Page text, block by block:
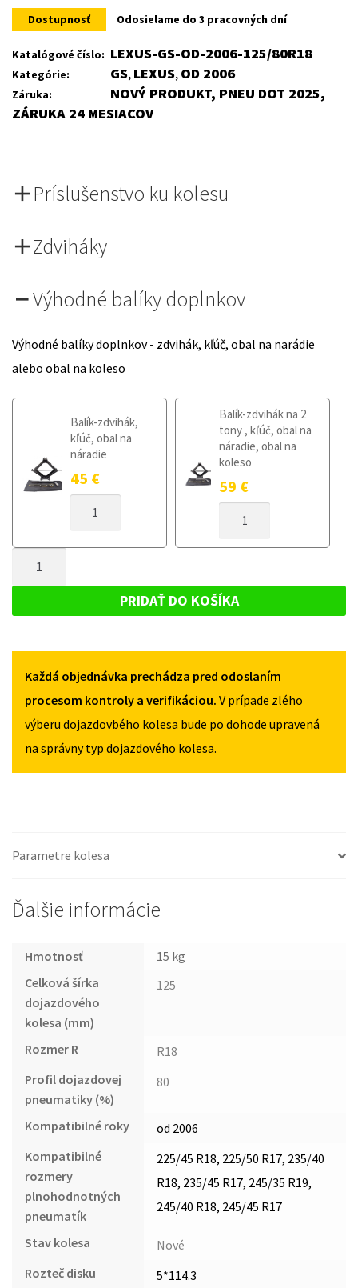
was:
168 €.
is:
143 €.
Dostupnosť Odosielame do 3 pracovných dní
Katalógové číslo: LEXUS-GS-OD-2006-125/80R18
Kategórie: GS, LEXUS, OD 2006
Záruka:
NOVÝ PRODUKT, PNEU DOT 2025,
ZÁRUKA 24 MESIACOV
Príslušenstvo ku kolesu
Zdviháky
Výhodné balíky doplnkov
Výhodné balíky doplnkov - zdvihák, kľúč, obal na narádie
alebo obal na koleso
Balík-zdvihák,
kľúč, obal na
náradie
45 €
DOJAZDOVÉ
LEXUS
OD
125/80R18
Balík-zdvihák na 2
tony , kľúč, obal na
náradie, obal na
koleso
59 €
DOJAZDOVÉ
OD
2006
LEXUS
2006
125/80R18
5X114,3
PRIDAŤ DO KOŠÍKA
Každá objednávka prechádza pred odoslaním
procesom kontroly a verifikáciou. V prípade zlého
výberu dojazdovbého kolesa bude po dohode upravená
na správny typ dojazdového kolesa.
Parametre kolesa
Ďalšie informácie
Hmotnosť
15 kg
Celková šírka
dojazdového
kolesa (mm)
125
Rozmer R
R18
Profil dojazdovej
pneumatiky (%)
80
Kompatibilné roky
od 2006
Kompatibilné
rozmery
plnohodnotných
pneumatík
225/45 R18, 225/50 R17, 235/40
R18, 235/45 R17, 245/35 R19,
245/40 R18, 245/45 R17
Stav kolesa
Nové
Rozteč disku
5*114.3